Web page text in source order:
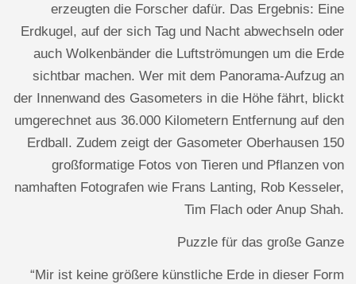
erzeugten die Forscher dafür. Das Ergebnis: Eine
Erdkugel, auf der sich Tag und Nacht abwechseln oder
auch Wolkenbänder die Luftströmungen um die Erde
sichtbar machen. Wer mit dem Panorama-Aufzug an
der Innenwand des Gasometers in die Höhe fährt, blickt
umgerechnet aus 36.000 Kilometern Entfernung auf den
Erdball. Zudem zeigt der Gasometer Oberhausen 150
großformatige Fotos von Tieren und Pflanzen von
namhaften Fotografen wie Frans Lanting, Rob Kesseler,
Tim Flach oder Anup Shah.
Puzzle für das große Ganze
“Mir ist keine größere künstliche Erde in dieser Form